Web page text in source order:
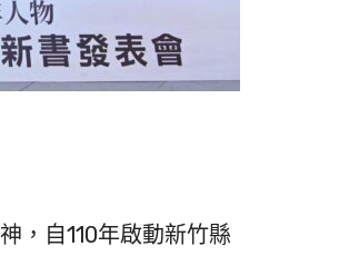
，自110年啟動新竹縣